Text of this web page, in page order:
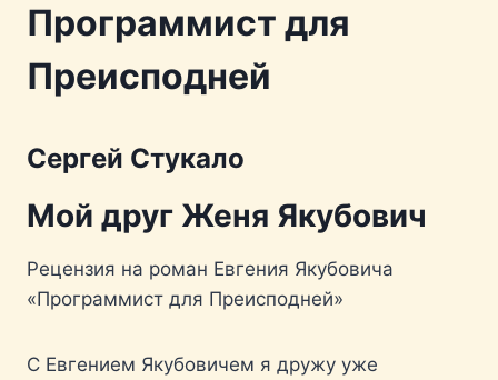
Программист для
Преисподней
Сергей Стукало
Мой друг Женя Якубович
Рецензия на роман Евгения Якубовича
«Программист для Преисподней»
С Евгением Якубовичем я дружу уже